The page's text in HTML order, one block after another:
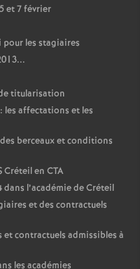
et 7 février
les stagiaires
titularisation
les affectations et les
berceaux et conditions
Créteil en CTA
l’académie de Créteil
et des contractuels
contractuels admissibles à
les académies